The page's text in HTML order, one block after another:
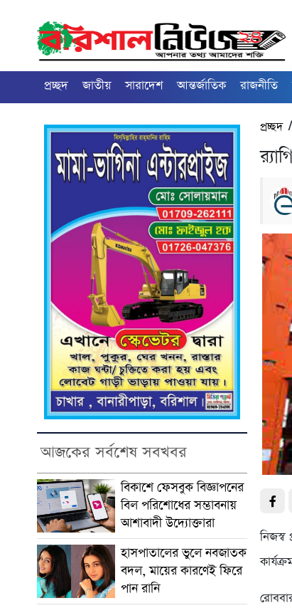
প্রচ্ছদ জাতীয় সারাদেশ আন্তর্জাতিক রাজনীতি
আজকের সর্বশেষ সবখবর
বিকাশে ফেসবুক বিজ্ঞাপনের
বিল পরিশোধের সম্ভাবনায়
আশাবাদী উদ্যোক্তারা
হাসপাতালের ভুলে নবজাতক
বদল, মায়ের কারণেই ফিরে
পান রানি
প্রচ্ছদ
নিজস্ব